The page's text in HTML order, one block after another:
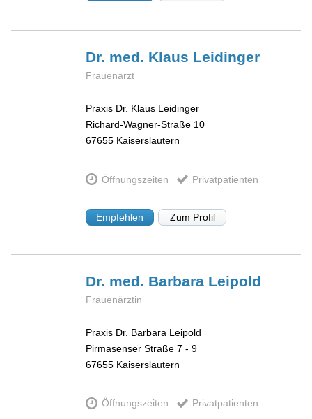
Dr. med. Klaus Leidinger
Frauenarzt
Praxis Dr. Klaus Leidinger
Richard-Wagner-Straße 10
67655 Kaiserslautern
Öffnungszeiten Privatpatienten
Empfehlen Zum Profil
Dr. med. Barbara Leipold
Frauenärztin
Praxis Dr. Barbara Leipold
Pirmasenser Straße 7 - 9
67655 Kaiserslautern
Öffnungszeiten Privatpatienten